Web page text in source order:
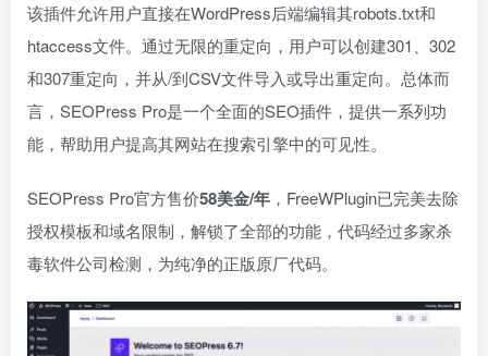
该插件允许用户直接在WordPress后端编辑其robots.txt和
htaccess文件。通过无限的重定向，用户可以创建301、302
和307重定向，并从/到CSV文件导入或导出重定向。总体而
言，SEOPress Pro是一个全面的SEO插件，提供一系列功
能，帮助用户提高其网站在搜索引擎中的可见性。
SEOPress Pro官方售价58美金/年 ，FreeWPlugin已完美去除
授权模板和域名限制，解锁了全部的功能，代码经过多家杀
毒软件公司检测，为纯净的正版原厂代码。